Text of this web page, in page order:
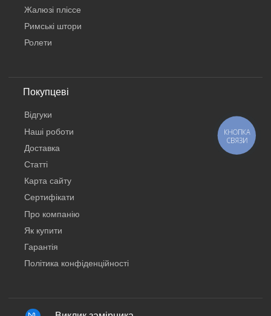
Жалюзі пліссе
Римські штори
Ролети
Покупцеві
Відгуки
Наші роботи
Доставка
Статті
Карта сайту
Сертифікати
Про компанію
Як купити
Гарантія
Політика конфіденційності
КНОПКА
СВЯЗИ